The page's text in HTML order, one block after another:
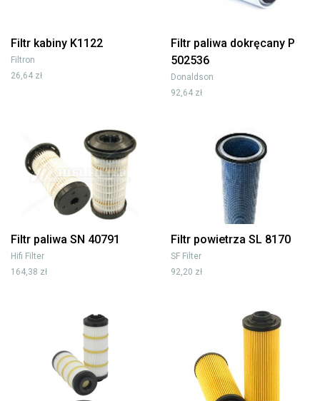
Filtr kabiny K1122
Filtron
26,64 zł
Filtr paliwa dokręcany P
502536
Donaldson
92,64 zł
Filtr paliwa SN 40791
Hifi Filter
164,38 zł
Filtr powietrza SL 8170
SF Filter
92,20 zł